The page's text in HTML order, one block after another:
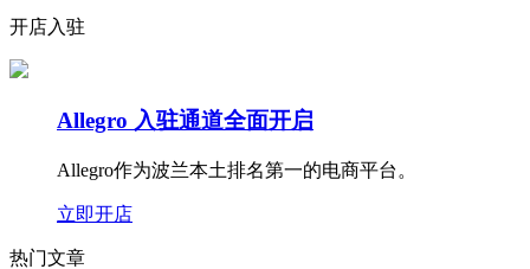
开店入驻
Allegro 入驻通道全面开启
Allegro作为波兰本土排名第一的电商平台。
立即开店
热门文章